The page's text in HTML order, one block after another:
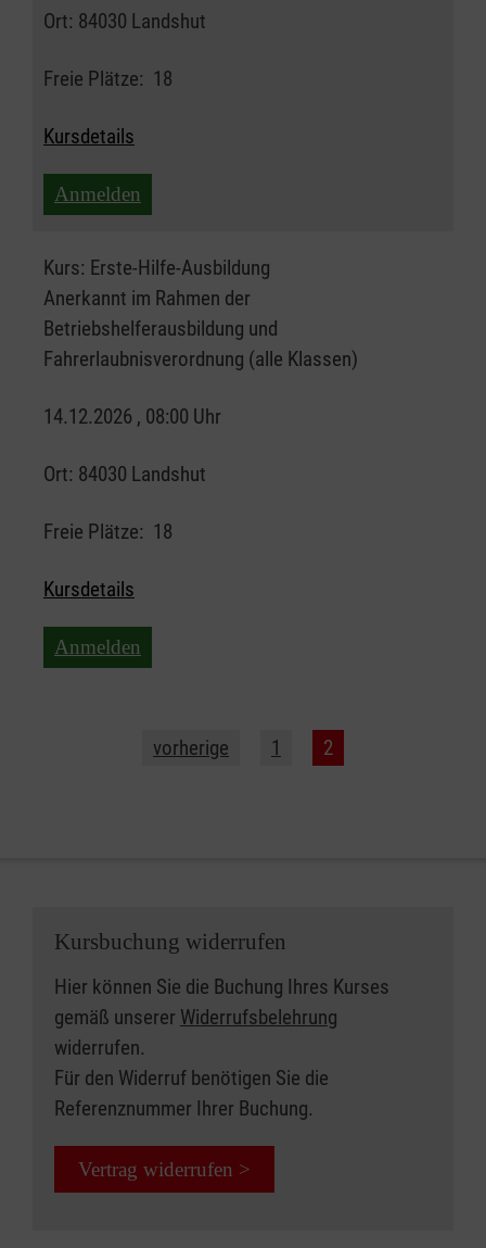
Ort: 84030 Landshut
Freie Plätze: 18
Kursdetails
Anmelden
Kurs: Erste-Hilfe-Ausbildung
Anerkannt im Rahmen der
Betriebshelferausbildung und
Fahrerlaubnisverordnung (alle Klassen)
14.12.2026 , 08:00 Uhr
Ort: 84030 Landshut
Freie Plätze: 18
Kursdetails
Anmelden
vorherige 1 2
Kursbuchung widerrufen
Hier können Sie die Buchung Ihres Kurses
gemäß unserer Widerrufsbelehrung
widerrufen.
Für den Widerruf benötigen Sie die
Referenznummer Ihrer Buchung.
Vertrag widerrufen >